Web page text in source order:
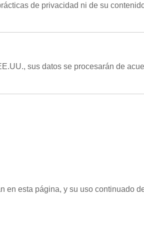
de privacidad ni de su
sus datos se procesarán de
en esta página, y su uso continuado